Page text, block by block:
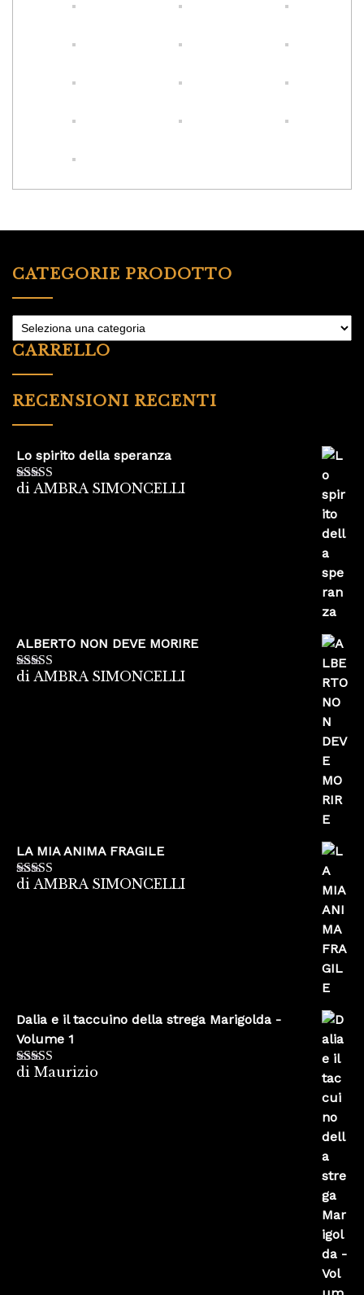
CATEGORIE PRODOTTO
CARRELLO
RECENSIONI RECENTI
Lo spirito della speranza
Valutato5su
di AMBRA SIMONCELLI
ALBERTO NON DEVE MORIRE
Valutato5su
di AMBRA SIMONCELLI
LA MIA ANIMA FRAGILE
Valutato5su
di AMBRA SIMONCELLI
Dalia e il taccuino della strega Marigolda -
Volume 1
Valutato4
di Maurizio